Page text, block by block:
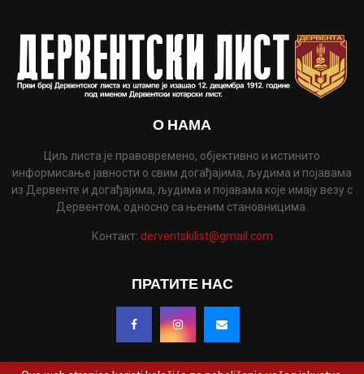
О НАМА
Циљ листа је правовремено, објективно и истинито
информисање јавности о свим догађајима, људима и појавама
из Дервенте и догађајима, људима и појавама које имају везу с
Дервентом, односно са њеним становницима.
Контакт: derventskilist@gmail.com
ПРАТИТЕ НАС